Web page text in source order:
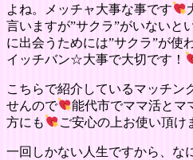
よね。メッチャ大事な事です
言いますが”サクラ”がいないと
に出会うためには”サクラ”が使
イッチバン☆大事で大切です！
こちらで紹介しているマッチン
せんので
能代市でママ活とマ
方にも
ご安心の上お使い頂け
一回しかない人生ですから、な